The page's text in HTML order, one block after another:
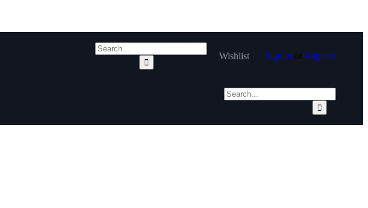
Wishlist Sign in or Register